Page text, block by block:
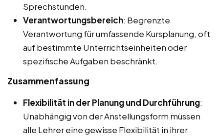
Sprechstunden.
Verantwortungsbereich: Begrenzte
Verantwortung für umfassende Kursplanung, oft
auf bestimmte Unterrichtseinheiten oder
spezifische Aufgaben beschränkt.
Zusammenfassung
Flexibilität in der Planung und Durchführung:
Unabhängig von der Anstellungsform müssen
alle Lehrer eine gewisse Flexibilität in ihrer